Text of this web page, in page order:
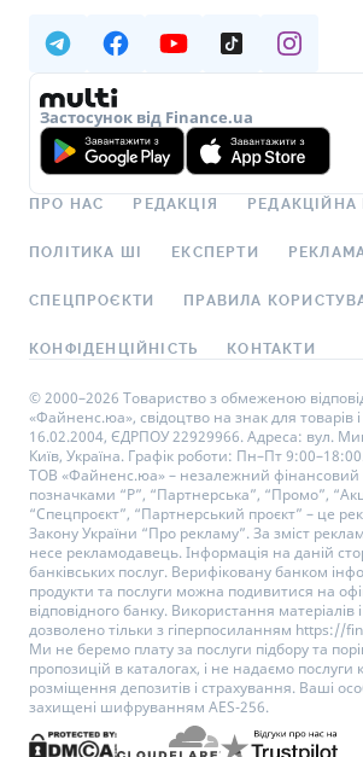
Застосунок від Finance.ua
ПРО НАС РЕДАКЦІЯ РЕДАКЦІЙНА
ПОЛІТИКА ШІ ЕКСПЕРТИ
СПЕЦПРОЄКТИ ПРАВИЛА
КОНФІДЕНЦІЙНІСТЬ КОНТАКТИ
© 2000–2026 Товариство з обмеженою
«Файненс.юа», свідоцтво на знак для товарів
16.02.2004, ЄДРПОУ 22929966. Адреса: вул.
Київ, Україна. Графік роботи: Пн–Пт
ТОВ «Файненс.юа» – незалежний фінансовий
позначками “Р”, “Партнерська”, “Промо”,
“Спецпроєкт”, “Партнерський проєкт” – це
Закону України “Про рекламу”. За зміст
несе рекламодавець. Інформація на даній
банківських послуг. Верифіковану банком
продукти та послуги можна подивитися на
відповідного банку. Використання матеріалів
дозволено тільки з гіперпосиланням https://
Ми не беремо плату за послуги підбору та
пропозицій в каталогах, і не надаємо послуги
розміщення депозитів і страхування. Ваші
захищені шифруванням AES-256.